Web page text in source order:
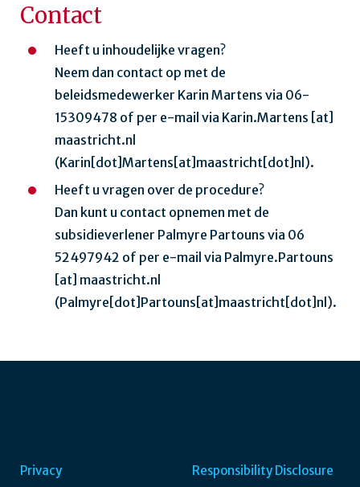
Contact
Heeft u inhoudelijke vragen?
Neem dan contact op met de
beleidsmedewerker Karin Martens via 06-
15309478 of per e-mail via Karin.Martens [at]
maastricht.nl
(Karin[dot]Martens[at]maastricht[dot]nl).
Heeft u vragen over de procedure?
Dan kunt u contact opnemen met de
subsidieverlener Palmyre Partouns via 06
52497942 of per e-mail via Palmyre.Partouns
[at] maastricht.nl
(Palmyre[dot]Partouns[at]maastricht[dot]nl).
Privacy Responsibility Disclosure